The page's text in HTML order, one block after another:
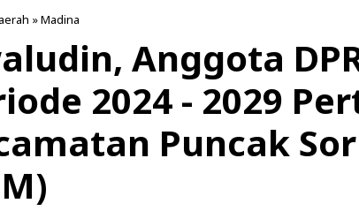
»Madina
Anggota
2024 - 2029
Puncak